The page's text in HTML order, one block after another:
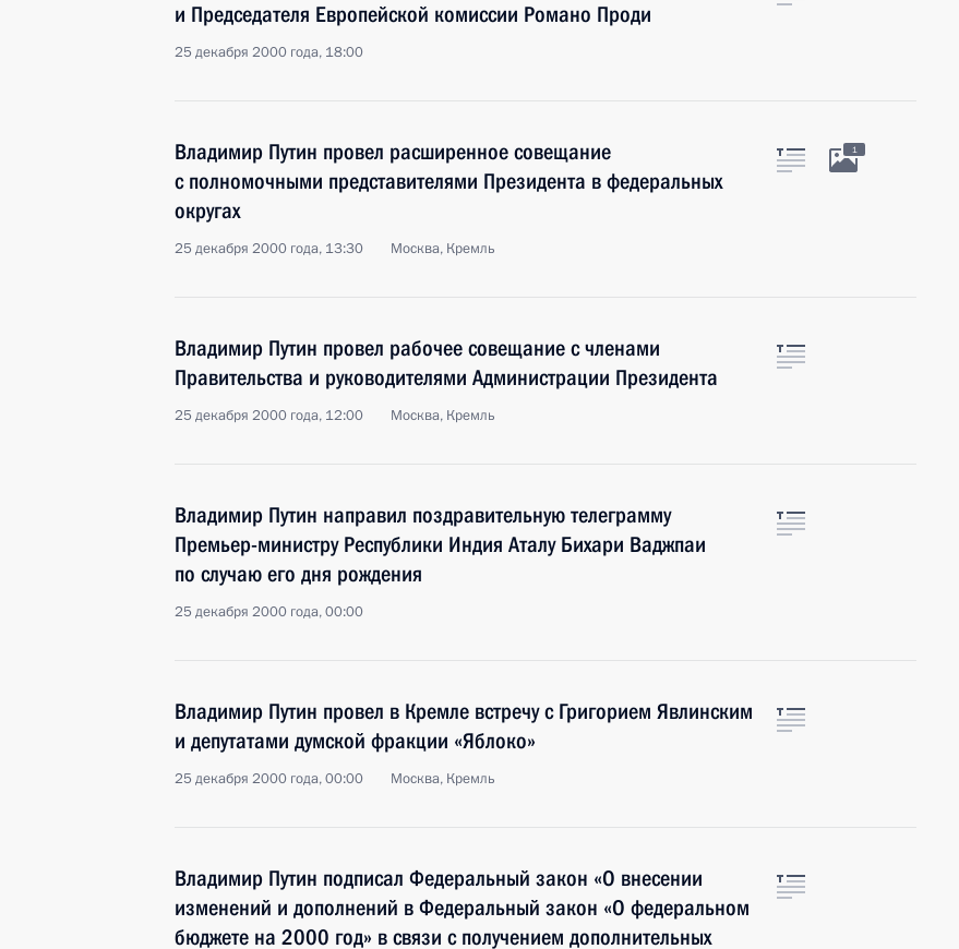
и Председателя Европейской комиссии Романо Проди
25 декабря 2000 года, 18:00
Владимир Путин провел расширенное совещание
с полномочными представителями Президента в федеральных
округах
25 декабря 2000 года, 13:30 Москва, Кремль
1
Владимир Путин провел рабочее совещание с членами
Правительства и руководителями Администрации Президента
25 декабря 2000 года, 12:00 Москва, Кремль
Владимир Путин направил поздравительную телеграмму
Премьер-министру Республики Индия Аталу Бихари Ваджпаи
по случаю его дня рождения
25 декабря 2000 года, 00:00
Владимир Путин провел в Кремле встречу с Григорием Явлинским
и депутатами думской фракции «Яблоко»
25 декабря 2000 года, 00:00 Москва, Кремль
Владимир Путин подписал Федеральный закон «О внесении
изменений и дополнений в Федеральный закон «О федеральном
бюджете на 2000 год» в связи с получением дополнительных